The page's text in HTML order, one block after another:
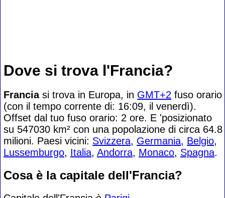
Dove si trova l'Francia?
Franciasi trova in Europa, in GMT+2 fuso orario
(con il tempo corrente di: 16:09, il venerdì).
Offset dal tuo fuso orario: 2 ore. E 'posizionato
su 547030 km² con una popolazione di circa 64.8
milioni. Paesi vicini: Svizzera, Germania, Belgio,
Lussemburgo, Italia, Andorra, Monaco, Spagna.
Cosa è la capitale dell'Francia?